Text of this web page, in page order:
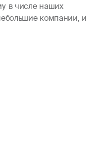
в числе наших
компании, и